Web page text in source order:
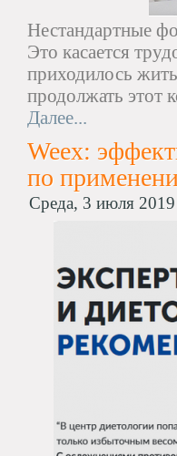
Нестандартные
Это касается
приходилось
продолжать этот
Далее...
Weex:
по
Среда, 3 июля 2019